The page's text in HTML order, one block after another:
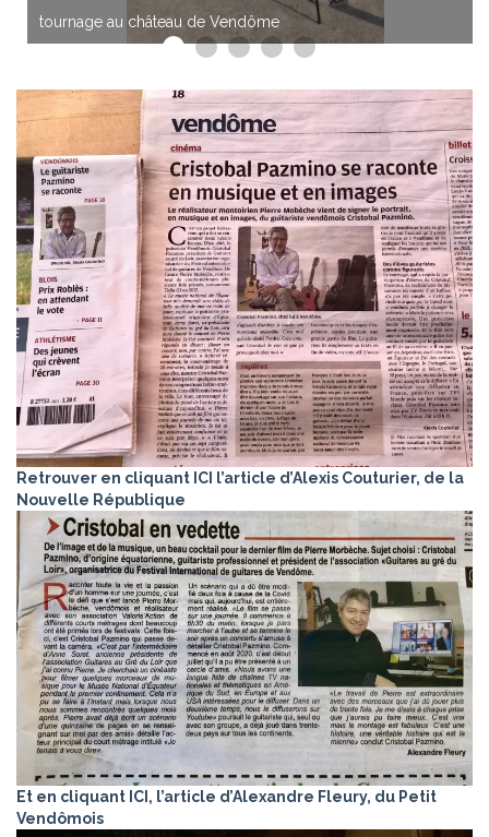
tournage au château de Vendôme
Retrouver en cliquant ICI l’article d’Alexis Couturier, de la
Nouvelle République
Et en cliquant ICI, l’article d’Alexandre Fleury, du Petit
Vendômois